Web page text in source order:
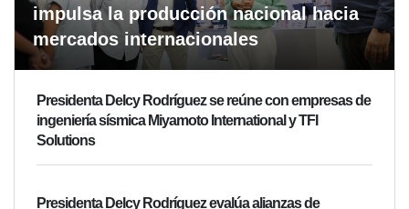
impulsa la producción nacional hacia
mercados internacionales
Presidenta Delcy Rodríguez se reúne con empresas de
ingeniería sísmica Miyamoto International y TFI
Solutions
Presidenta Delcy Rodríguez evalúa alianzas de